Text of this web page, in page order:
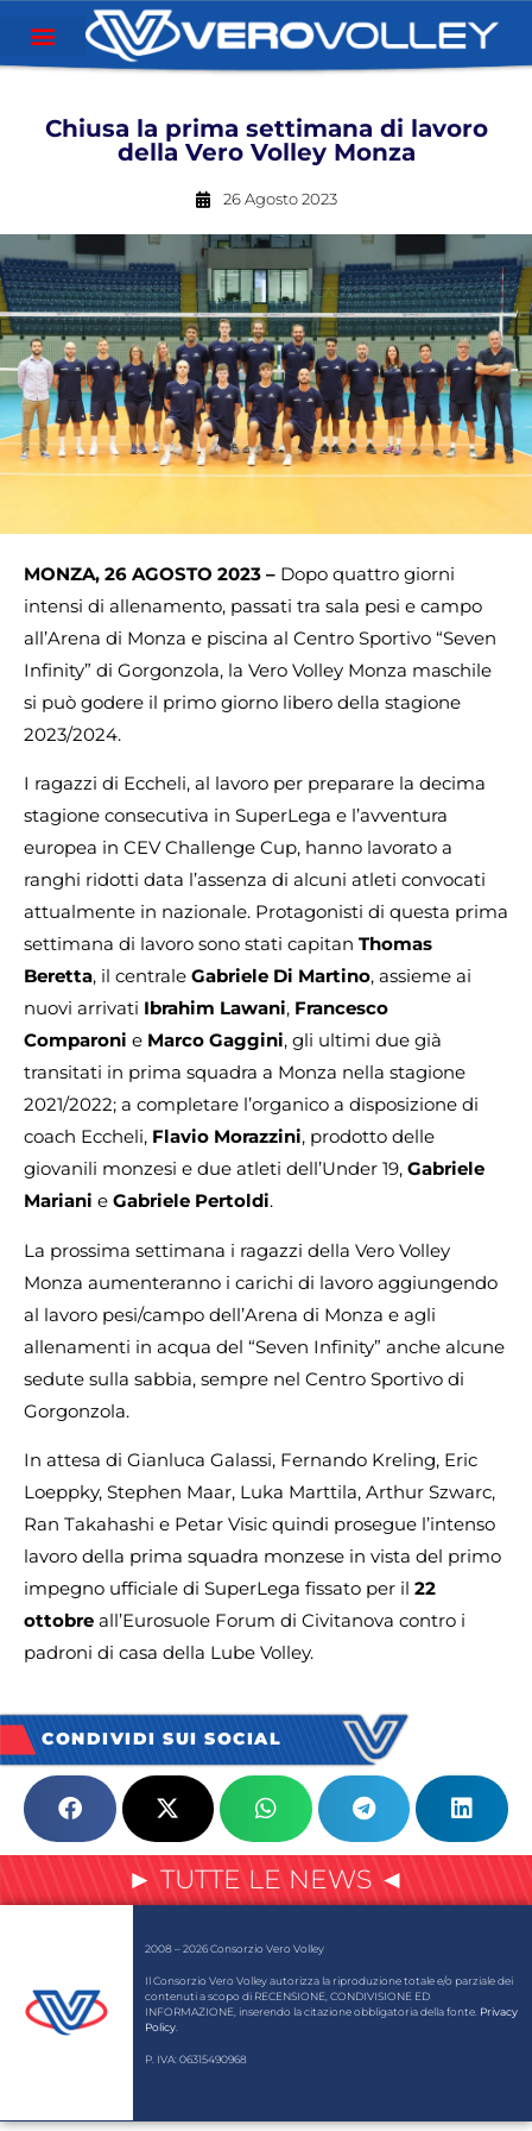
Chiusa la prima settimana di lavoro
della Vero Volley Monza
26 Agosto 2023
MONZA, 26 AGOSTO 2023 – Dopo quattro giorni
intensi di allenamento, passati tra sala pesi e campo
all’Arena di Monza e piscina al Centro Sportivo “Seven
Infinity” di Gorgonzola, la Vero Volley Monza maschile
si può godere il primo giorno libero della stagione
2023/2024.
I ragazzi di Eccheli, al lavoro per preparare la decima
stagione consecutiva in SuperLega e l’avventura
europea in CEV Challenge Cup, hanno lavorato a
ranghi ridotti data l’assenza di alcuni atleti convocati
attualmente in nazionale. Protagonisti di questa prima
settimana di lavoro sono stati capitan Thomas
Beretta, il centrale Gabriele Di Martino, assieme ai
nuovi arrivati Ibrahim Lawani, Francesco
Comparoni e Marco Gaggini, gli ultimi due già
transitati in prima squadra a Monza nella stagione
2021/2022; a completare l’organico a disposizione di
coach Eccheli, Flavio Morazzini, prodotto delle
giovanili monzesi e due atleti dell’Under 19, Gabriele
Mariani e Gabriele Pertoldi.
La prossima settimana i ragazzi della Vero Volley
Monza aumenteranno i carichi di lavoro aggiungendo
al lavoro pesi/campo dell’Arena di Monza e agli
allenamenti in acqua del “Seven Infinity” anche alcune
sedute sulla sabbia, sempre nel Centro Sportivo di
Gorgonzola.
In attesa di Gianluca Galassi, Fernando Kreling, Eric
Loeppky, Stephen Maar, Luka Marttila, Arthur Szwarc,
Ran Takahashi e Petar Visic quindi prosegue l’intenso
lavoro della prima squadra monzese in vista del primo
impegno ufficiale di SuperLega fissato per il 22
ottobre all’Eurosuole Forum di Civitanova contro i
padroni di casa della Lube Volley.
CONDIVIDI SUI SOCIAL
► TUTTE LE NEWS ◄
2008 – 2026 Consorzio Vero Volley
Il Consorzio Vero Volley autorizza la riproduzione totale e/o parziale dei
contenuti a scopo di RECENSIONE, CONDIVISIONE ED
INFORMAZIONE, inserendo la citazione obbligatoria della fonte. Privacy
Policy
P. IVA: 06315490968